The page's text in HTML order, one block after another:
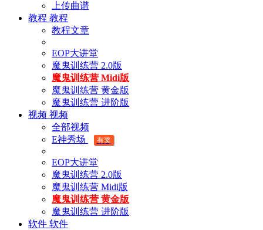
上传曲谱
教程 教程
教程文章
EOP大讲堂
魔鬼训练营 2.0版
魔鬼训练营 Midi版
魔鬼训练营 黄金版
魔鬼训练营 进阶版
视频 视频
全部视频
E神秀场
有奖
EOP大讲堂
魔鬼训练营 2.0版
魔鬼训练营 Midi版
魔鬼训练营 黄金版
魔鬼训练营 进阶版
软件 软件